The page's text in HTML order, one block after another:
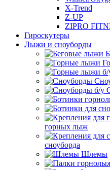
X-Trend
Z-UP
ZIPRO
Гироскутеры
Лыжи и сноуборды
горных лыж
сноуборда
Шлемы